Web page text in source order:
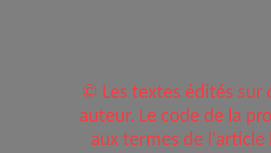
© Les textes édités sur
auteur. Le code de la
aux termes de l'article